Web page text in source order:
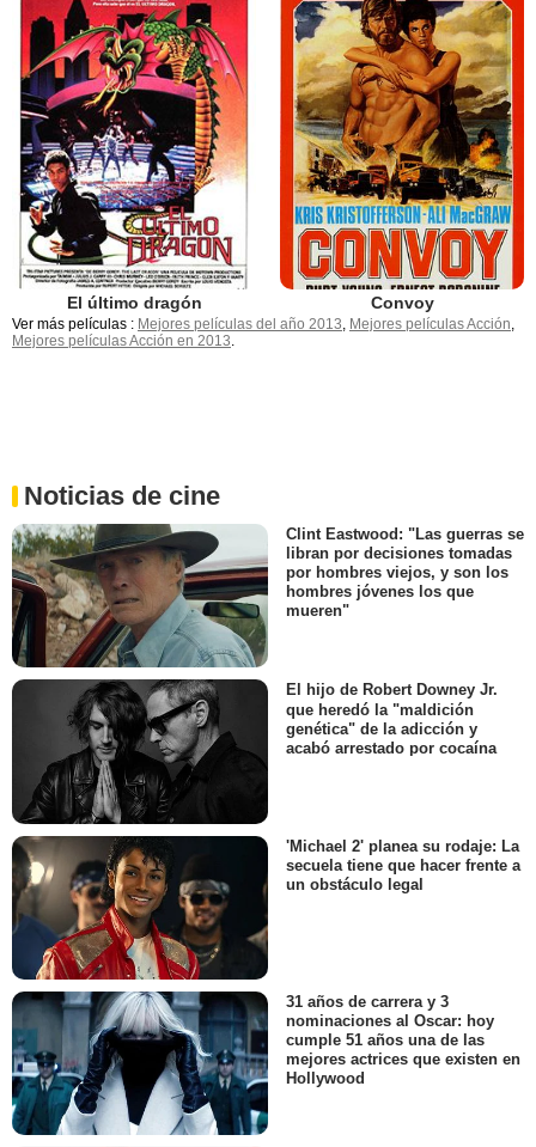
El último dragón Convoy
Ver más películas : Mejores películas del año 2013, Mejores películas Acción,
Mejores películas Acción en 2013.
Noticias de cine
Clint Eastwood: "Las guerras se
libran por decisiones tomadas
por hombres viejos, y son los
hombres jóvenes los que
mueren"
El hijo de Robert Downey Jr.
que heredó la "maldición
genética" de la adicción y
acabó arrestado por cocaína
'Michael 2' planea su rodaje: La
secuela tiene que hacer frente a
un obstáculo legal
31 años de carrera y 3
nominaciones al Oscar: hoy
cumple 51 años una de las
mejores actrices que existen en
Hollywood